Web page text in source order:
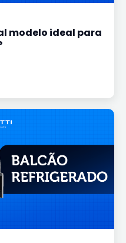
modelo ideal para